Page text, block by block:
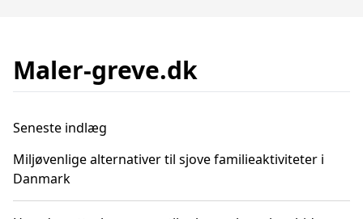
Maler-greve.dk
Seneste indlæg
Miljøvenlige alternativer til sjove familieaktiviteter i
Danmark